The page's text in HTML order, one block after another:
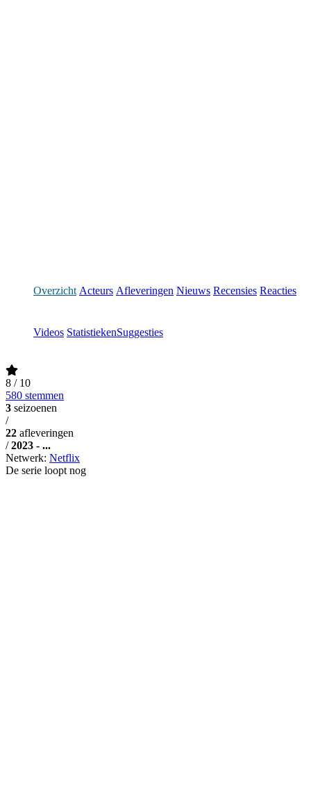
Overzicht Acteurs Afleveringen Nieuws Recensies Reacties
Videos StatistiekenSuggesties
8 / 10
580 stemmen
3 seizoenen
/
22 afleveringen
/ 2023 - ...
Netwerk: Netflix
De serie loopt nog